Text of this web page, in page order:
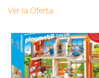
Ver la Oferta